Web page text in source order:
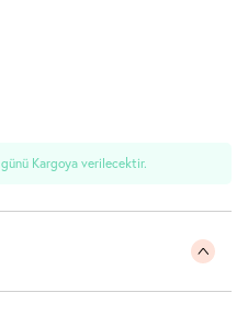
günü Kargoya verilecektir.